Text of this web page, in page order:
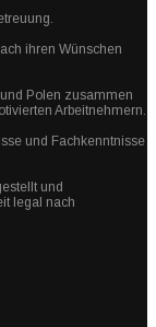
ihren Wünschen
Polen zusammen
Arbeitnehmern.
und Fachkenntnisse
und
legal nach